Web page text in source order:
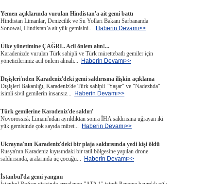
Yemen açıklarında vurulan Hindistan'a ait gemi battı
Hindistan Limanlar, Denizcilik ve Su Yolları Bakanı Sarbananda
Sonowal, Hindistan’a ait yük gemisini...
Haberin Devamı>>
Ülke yönetimine ÇAĞRI.. Acil önlem alın!...
Karadenizde vurulan Türk sahipli ve Türk mürettebatlı gemiler için
yöneticilerimiz acil önlem almalı...
Haberin Devamı>>
Dışişleri'nden Karadeniz'deki gemi saldırısına ilişkin açıklama
Dışişleri Bakanlığı, Karadeniz'de Türk sahipli "Yaşar" ve "Nadezhda"
isimli sivil gemilerin insansız...
Haberin Devamı>>
Türk gemilerine Karadeniz'de saldırı'
Novorossisk Limanı'ndan ayrıldıktan sonra İHA saldırısına uğrayan iki
yük gemisinde çok sayıda müret...
Haberin Devamı>>
Ukrayna'nın Karadeniz'deki bir plaja saldırısında yedi kişi öldü
Rusya'nın Karadeniz kıyısındaki bir tatil bölgesine yapılan drone
saldırısında, aralarında üç çocuğu...
Haberin Devamı>>
İstanbul'da gemi yangını